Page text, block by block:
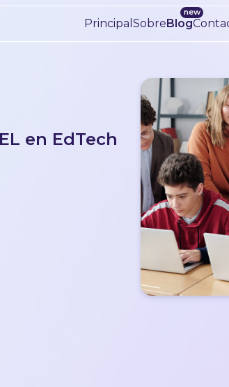
PrincipalSobreBlog
en EdTech